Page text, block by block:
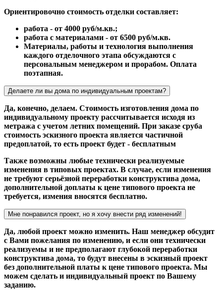
Ориентировочно стоимость отделки составляет:
работа - от 4000 руб/м.кв.;
работа с материалами - от 6500 руб/м.кв.
Материалы, работы и технология выполнения
каждого отделочного этапа обсуждаются с
персональным менеджером и прорабом. Оплата
поэтапная.
Делаете ли вы дома по индивидуальным проектам?
Да, конечно, делаем. Стоимость изготовления дома по
индивидуальному проекту рассчитывается исходя из
метража с учетом летних помещений. При заказе сруба
стоимость эскизного проекта является частичной
предоплатой, то есть проект будет - бесплатным
Также возможны любые технически реализуемые
изменения в типовых проектах. В случае, если изменения
не требуют серьёзной переработки конструктива дома,
дополнительной доплаты к цене типового проекта не
требуется, измения вносятся бесплатно.
Мне понравился проект, но я хочу внести ряд изменений!
Да, любой проект можно изменить. Наш менеджер обсудит
с Вами пожелания по изменению, и если они технически
реализуемы и не предполагают глубокой переработки
конструктива дома, то будут внесены в эскизный проект
без дополнительной платы к цене типового проекта. Мы
можем сделать и индивидуальный проект по Вашему
заданию.